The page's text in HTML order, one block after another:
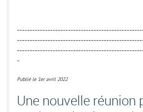
-
Publié le 1eravril 2022
Une nouvelle réunion